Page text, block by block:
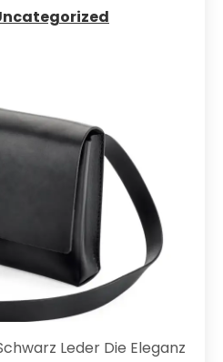
Leder Die Eleganz